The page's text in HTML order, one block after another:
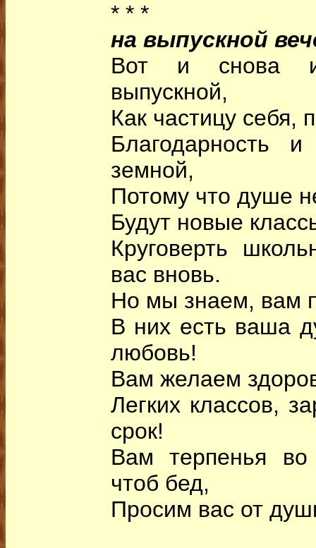
* * *
на выпускной
Вот и снова
выпускной,
Как частицу себя,
Благодарность
земной,
Потому что душе
Будут новые
Круговерть
вас вновь.
Но мы знаем, вам
В них есть ваша
любовь!
Вам желаем
Легких классов,
срок!
Вам терпенья
чтоб бед,
Просим вас от